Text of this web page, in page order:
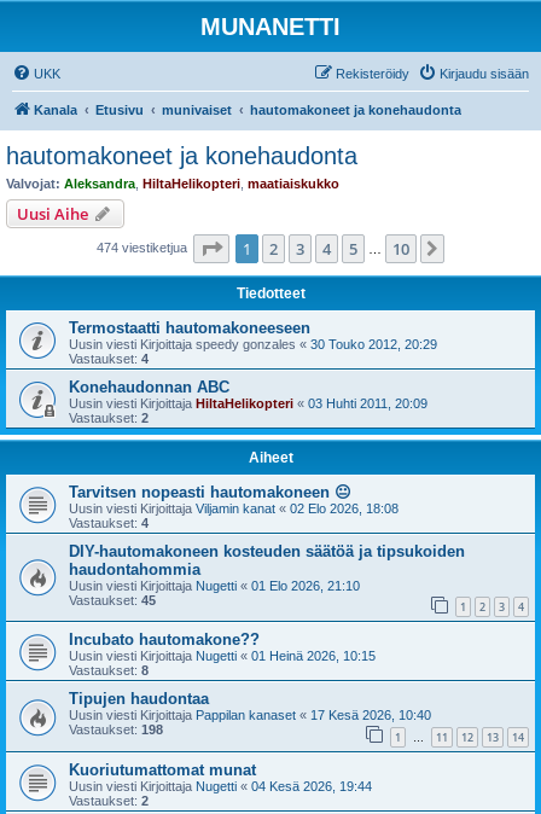
MUNANETTI
UKK Kirjaudu sisään
Rekisteröidy
Kanala Etusivu munivaiset hautomakoneet ja konehaudonta
hautomakoneet ja konehaudonta
Valvojat: Aleksandra HiltaHelikopteri maatiaiskukko
Uusi Aihe
474 viestiketjua Sivu /10
1 2 3 4 5 10
Tiedotteet
Termostaatti hautomakoneeseen
Uusin viesti Kirjoittaja speedy gonzales « 30 Touko 2012, 20:29
Vastaukset: 4
Konehaudonnan ABC
Uusin viesti Kirjoittaja HiltaHelikopteri « 03 Huhti 2011, 20:09
Vastaukset: 2
Aiheet
Tarvitsen nopeasti hautomakoneen 😐
Uusin viesti Kirjoittaja Viljamin kanat « 02 Elo 2026, 18:08
Vastaukset: 4
DIY-hautomakoneen kosteuden säätöä ja tipsukoiden
haudontahommia
Uusin viesti Kirjoittaja Nugetti « 01 Elo 2026, 21:10
Vastaukset: 45 1 2 3 4
Incubato hautomakone??
Uusin viesti Kirjoittaja Nugetti « 01 Heinä 2026, 10:15
Vastaukset: 8
Tipujen haudontaa
Uusin viesti Kirjoittaja Pappilan kanaset « 17 Kesä 2026, 10:40
Vastaukset: 198 1 … 11 12 13 14
Kuoriutumattomat munat
Uusin viesti Kirjoittaja Nugetti « 04 Kesä 2026, 19:44
Vastaukset: 2